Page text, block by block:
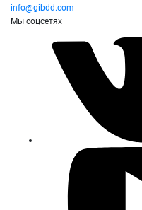
info@gibdd.com
Мы соцсетях